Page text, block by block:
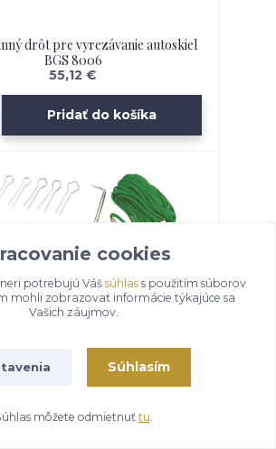
drôt pre vyrezávanie autoskiel
BGS 8006
55,12 €
Pridať do košíka
na montáž autosklá - JONNESWAY
cookies
potrebujú Váš súhlass použitím súborov
mohli zobrazovať informácie týkajúce sa
Vašich záujmov.
Súhlasím
môžete odmietnuť tu